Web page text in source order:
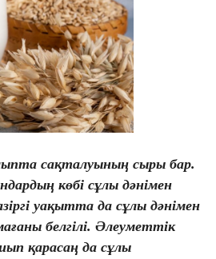
сақталуының сыры бар.
көбі сұлы дәнімен
уақытта да сұлы дәнімен
белгілі. Әлеуметтік
қарасаң да сұлы